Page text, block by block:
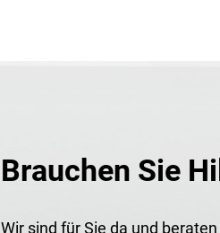
Brauchen Sie
Wir sind für Sie da und